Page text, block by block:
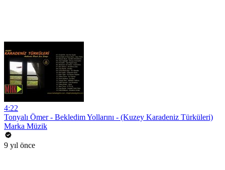
4:22
Tonyalı Ömer - Bekledim Yollarını - (Kuzey Karadeniz Türküleri)
Marka Müzik
9 yıl önce